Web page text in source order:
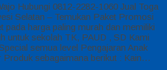
Hubungi 0812-2282-1060 Jual Toga
Selatan – Temukan Paket Promosi
pada harga paling murah dan memiliki
untuk sekolah TK, PAUD , SD Kami
semua level Pengajaran Anak
Produk sebagaimana berikut : Kain…